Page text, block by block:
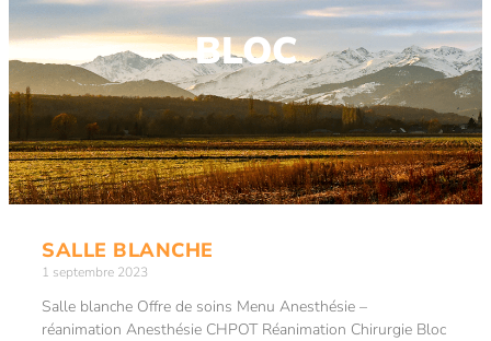
BLOC
SALLE BLANCHE
1 septembre 2023
Salle blanche Offre de soins Menu Anesthésie –
réanimation Anesthésie CHPOT Réanimation Chirurgie Bloc